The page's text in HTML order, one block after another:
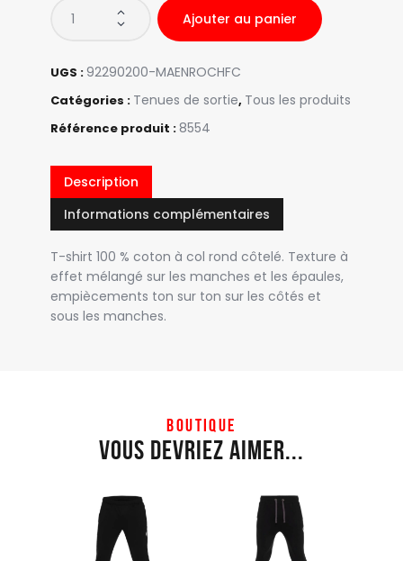
Ajouter au panier
UGS :92290200-MAENROCHFC
Catégories : Tenues de sortie, Tous les produits
Référence produit : 8554
Description
Informations complémentaires
T-shirt 100 % coton à col rond côtelé. Texture à
effet mélangé sur les manches et les épaules,
empiècements ton sur ton sur les côtés et
sous les manches.
BOUTIQUE
Vous devriez aimer...